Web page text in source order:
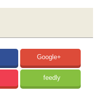
Google+
feedly